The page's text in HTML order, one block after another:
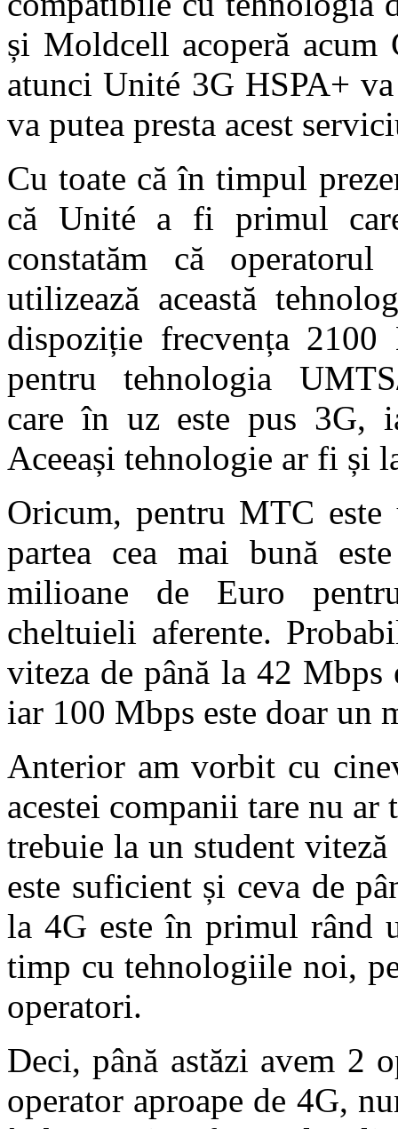
și Moldcell acoperă
atunci Unité 3G HSPA+
va putea presta acest
Cu toate că în timpul
că Unité a fi primul
constatăm că
utilizează această
dispoziție frecvența
pentru tehnologia
care în uz este pus 3G,
Aceeași tehnologie ar fi și
Oricum, pentru MTC
partea cea mai bună
milioane de Euro
cheltuieli aferente.
viteza de până la 42
iar 100 Mbps este doar un
Anterior am vorbit cu
acestei companii tare nu
trebuie la un student
este suficient și ceva de
la 4G este în primul rând
timp cu tehnologiile noi,
operatori.
Deci, până astăzi avem 2
operator aproape de 4G,